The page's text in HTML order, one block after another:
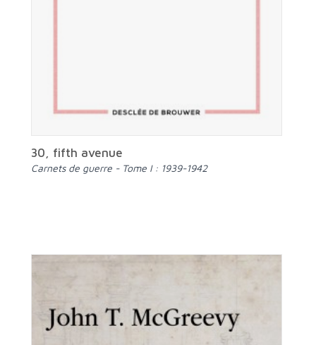
30, fifth avenue
Carnets de guerre - Tome I : 1939-1942